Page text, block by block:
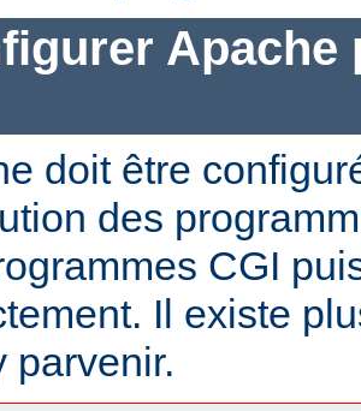
Apache
doit être
des
CGI
Il existe
parvenir.